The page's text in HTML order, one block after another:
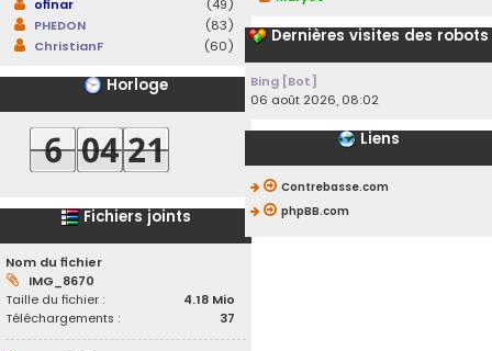
ofinar
(49)
PHEDON
(83)
ChristianF
(60)
Horloge
Fichiers joints
Nom du fichier
IMG_8670
Taille du fichier :
4.18 Mio
Téléchargements :
37
Dernières visites des robots
Bing [Bot]
06 août 2026, 08:02
Liens
Contrebasse.com
phpBB.com